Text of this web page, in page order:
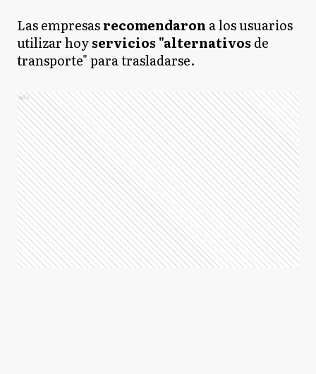
Las empresasrecomendaron a los usuarios
utilizar hoyservicios "alternativosde
transporte" para trasladarse.
Ads